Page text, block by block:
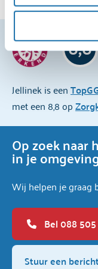
Voor een
cookiebeleid en de
Jellinek is een
met een 8,8 op
8,8
Op zoek naar
in je
Wij helpen je graag
Bel 088 505
Stuur een